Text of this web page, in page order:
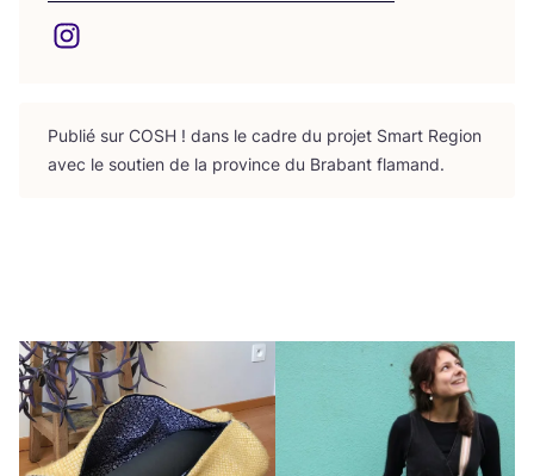
Publié sur COSH ! dans le cadre du pro­jet Smart Region
avec le sou­tien de la pro­vince du Bra­bant flamand.